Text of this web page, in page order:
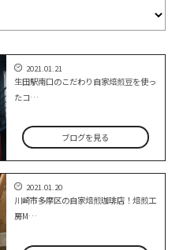
2021.01.21
生田駅南口のこだわり自家焙煎豆を使っ
たコ…
ブログを見る
2021.01.20
川崎市多摩区の自家焙煎珈琲店！焙煎工
房M…